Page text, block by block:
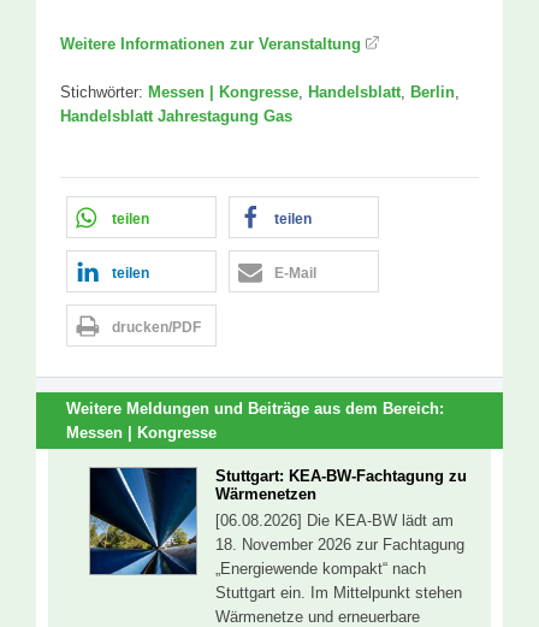
Weitere Informationen zur Veranstaltung
Stichwörter: Messen | Kongresse, Handelsblatt, Berlin,
Handelsblatt Jahrestagung Gas
teilen teilen
teilen E-Mail
drucken/PDF
Weitere Meldungen und Beiträge aus dem Bereich:
Messen | Kongresse
Stuttgart: KEA-BW-Fachtagung zu
Wärmenetzen
[06.08.2026] Die KEA-BW lädt am
18. November 2026 zur Fachtagung
„Energiewende kompakt“ nach
Stuttgart ein. Im Mittelpunkt stehen
Wärmenetze und erneuerbare